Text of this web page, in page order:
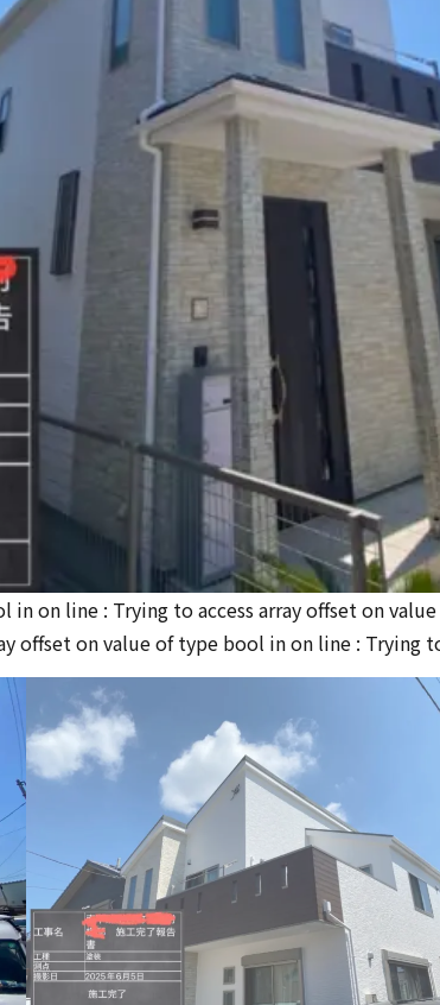
inon line : Trying to access array offset on
offset on value of type bool inon line : Trying